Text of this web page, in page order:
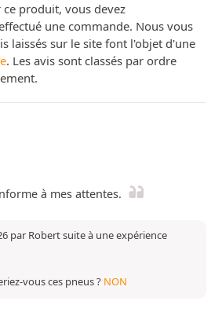
produit, vous devez
une commande. Nous vous
laissés sur le site font l'objet d'une
. Les avis sont classés par ordre
à mes attentes.
par Robert suite à une expérience
vous ces pneus ? NON